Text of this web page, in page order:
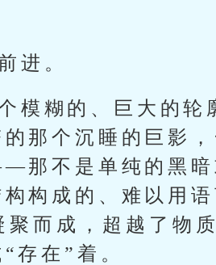
进。
模糊的、巨大的轮
那个沉睡的巨影
那不是单纯的黑暗
构成的、难以用
而成，超越了物
存在”着。